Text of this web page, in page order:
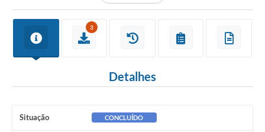
Compra Direta
Empreendedor
Pesquisa Dificuldades no Licenciamento de Empresas
3
Detalhes
Situação CONCLUÍDO